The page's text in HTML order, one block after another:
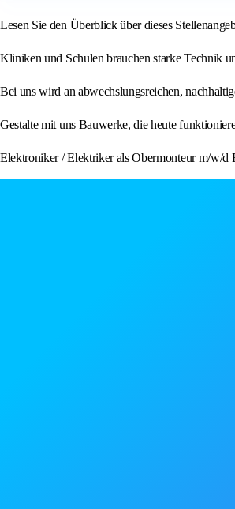
Lesen Sie den Überblick über dieses
Kliniken und Schulen brauchen starke Technik
Bei uns wird an abwechslungsreichen,
Gestalte mit uns Bauwerke, die heute
Elektroniker / Elektriker als Obermonteur m/w/d